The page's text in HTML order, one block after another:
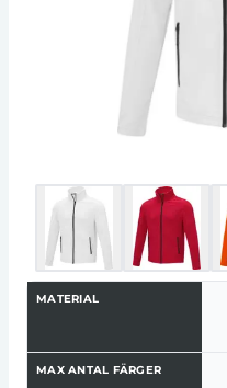
MATERIAL
MAX ANTAL FÄRGER